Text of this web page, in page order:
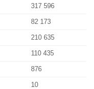
317 596
82 173
210 635
110 435
876
10